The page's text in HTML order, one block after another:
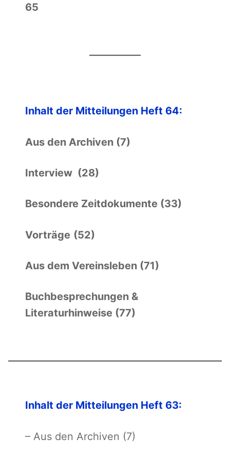
65
Inhalt der Mitteilungen Heft 64:
Aus den Archiven (7)
Interview (28)
Besondere Zeitdokumente (33)
Vorträge (52)
Aus dem Vereinsleben (71)
Buchbesprechungen &
Literaturhinweise (77)
Inhalt der Mitteilungen Heft 63:
– Aus den Archiven (7)